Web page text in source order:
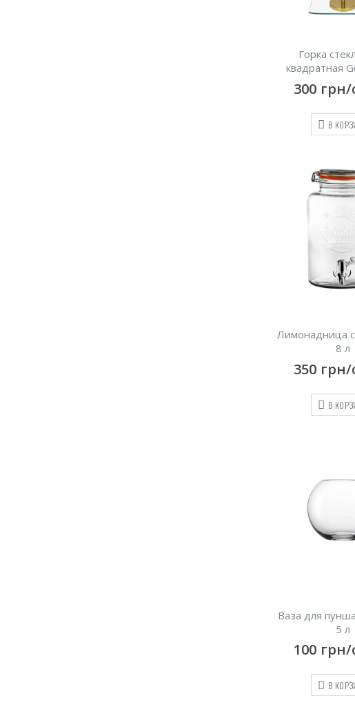
Горка
квадратная
300 грн/
В
Лимонадница
8 л
350 грн/
В
Ваза для
5 л
100 грн/
В